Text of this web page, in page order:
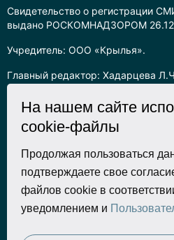
Свидетельство о регистрации
выдано РОСКОМНАДЗОРОМ
Учредитель: ООО «Крылья».
Главный редактор: Хадарцева
Информация на сайте
Все права на любые материалы,
защищены в соответствии с
об интеллектуальной
текстовых, фото, аудио и
с согласия правообладателя
наличии ссылки на ресурс. Для
гиперссылка.
На нашем сайте
cookie-файлы
Продолжая пользоваться
подтверждаете свое
файлов cookie в
уведомлением и